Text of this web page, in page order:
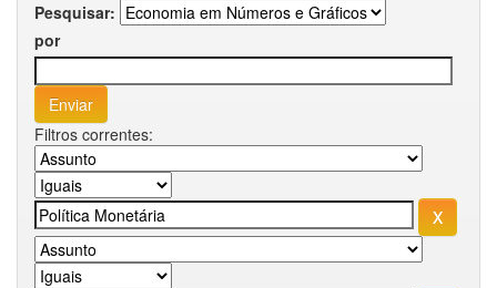
Pesquisar:
por
Filtros correntes: